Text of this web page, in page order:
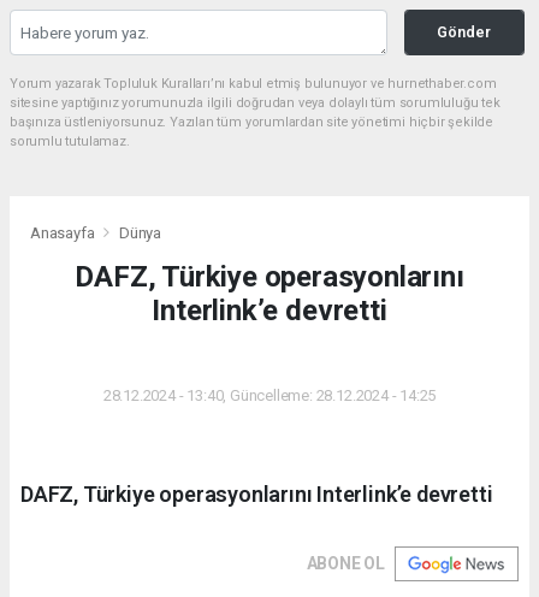
Gönder
Yorum yazarak Topluluk Kuralları’nı kabul etmiş bulunuyor ve hurnethaber.com
sitesine yaptığınız yorumunuzla ilgili doğrudan veya dolaylı tüm sorumluluğu tek
başınıza üstleniyorsunuz. Yazılan tüm yorumlardan site yönetimi hiçbir şekilde
sorumlu tutulamaz.
Anasayfa Dünya
DAFZ, Türkiye operasyonlarını
Interlink’e devretti
28.12.2024 - 13:40, Güncelleme: 28.12.2024 - 14:25
DAFZ, Türkiye operasyonlarını Interlink’e devretti
ABONE OL